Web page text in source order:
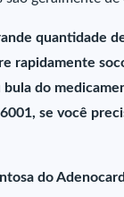
quantidade
rapidamente
bula do
se você
do Adenocard